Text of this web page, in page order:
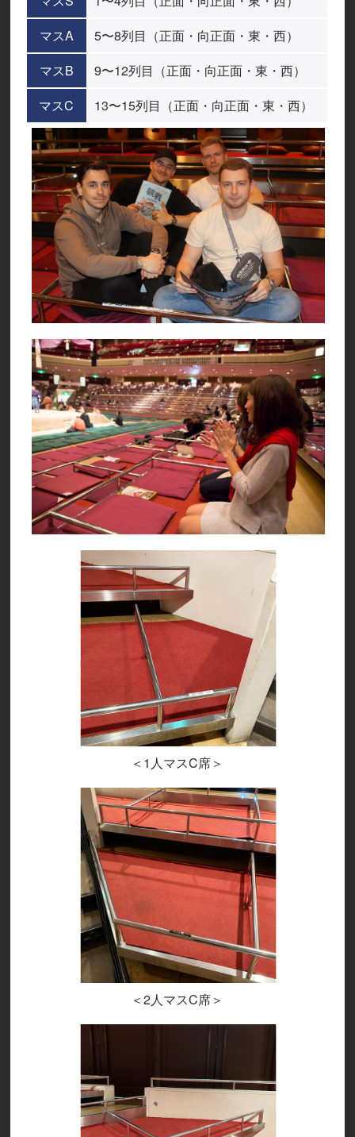
マスA
5〜8列目（正面・向正面・東・西）
マスB
9〜12列目（正面・向正面・東・西）
マスC
13〜15列目（正面・向正面・東・西）
＜1人マスC席＞
＜2人マスC席＞